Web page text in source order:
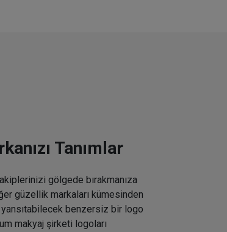
Tanımlar
gölgede bırakmanıza
güzellik markaları kümesinden
yansıtabilecek benzersiz bir logo
makyaj şirketi logoları